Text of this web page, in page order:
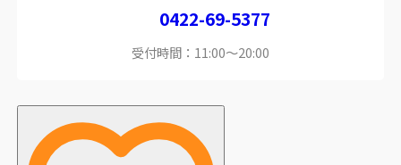
0422-69-5377
受付時間：11:00～20:00